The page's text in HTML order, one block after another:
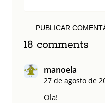
PUBLICAR
18 comments
manoela
27 de agosto de
Ola!